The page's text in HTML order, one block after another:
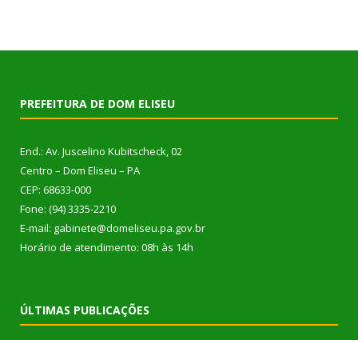
PREFEITURA DE DOM ELISEU
End.: Av. Juscelino Kubitscheck, 02
Centro – Dom Eliseu – PA
CEP: 68633-000
Fone: (94) 3335-2210
E-mail: gabinete@domeliseu.pa.gov.br
Horário de atendimento: 08h às 14h
ÚLTIMAS PUBLICAÇÕES